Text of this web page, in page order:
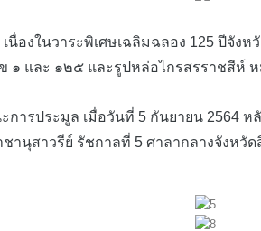
นวาระพิเศษเฉลิมฉลอง 125 ปีจัง
๑ และ ๑๒๕ และรูปหล่อไกรสรราชสีห์
ระมูล เมื่อวันที่ 5 กันยายน 2564 หลัง
นุสาวรีย์ รัชกาลที่ 5 ศาลากลางจังห